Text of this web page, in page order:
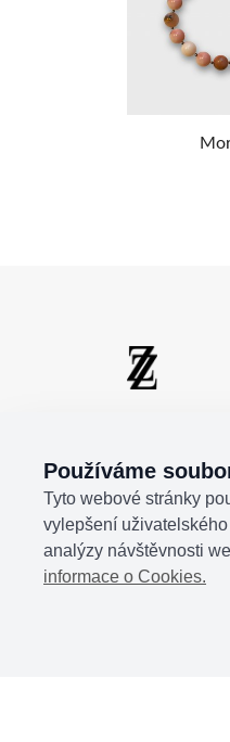
Používáme
Tyto webové stránky
vylepšení
analýzy návštěvnosti
informace o Cookies.